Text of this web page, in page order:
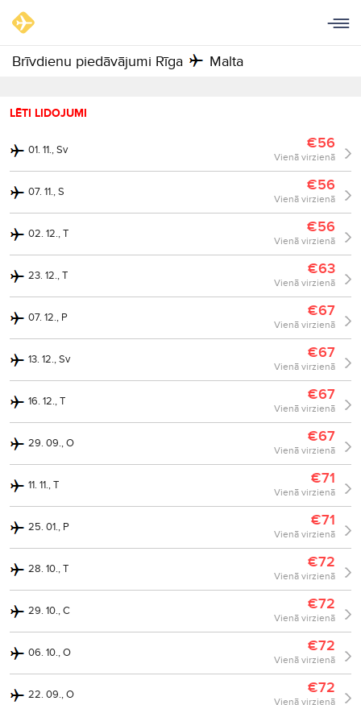
Brīvdienu piedāvājumi Rīga Malta
LĒTI LIDOJUMI
01. 11., Sv €56
Vienā virzienā
07. 11., S €56
Vienā virzienā
02. 12., T €56
Vienā virzienā
23. 12., T €63
Vienā virzienā
07. 12., P €67
Vienā virzienā
13. 12., Sv €67
Vienā virzienā
16. 12., T €67
Vienā virzienā
29. 09., O €67
Vienā virzienā
11. 11., T €71
Vienā virzienā
25. 01., P €71
Vienā virzienā
28. 10., T €72
Vienā virzienā
29. 10., C €72
Vienā virzienā
06. 10., O €72
Vienā virzienā
22. 09., O €72
Vienā virzienā